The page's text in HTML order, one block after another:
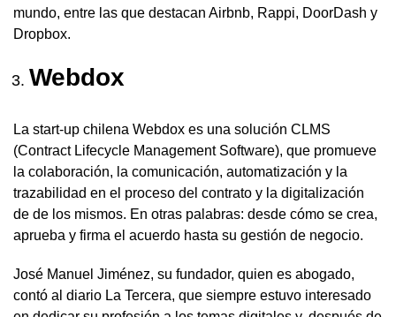
mundo, entre las que destacan Airbnb, Rappi, DoorDash y
Dropbox.
Webdox
La start-up chilena Webdox es una solución CLMS
(Contract Lifecycle Management Software), que promueve
la colaboración, la comunicación, automatización y la
trazabilidad en el proceso del contrato y la digitalización
de de los mismos. En otras palabras: desde cómo se crea,
aprueba y firma el acuerdo hasta su gestión de negocio.
José Manuel Jiménez, su fundador, quien es abogado,
contó al diario La Tercera, que siempre estuvo interesado